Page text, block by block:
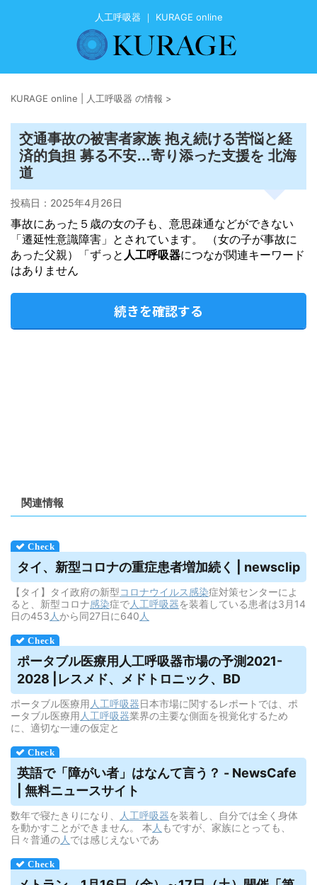
人工呼吸器 ｜ KURAGE online
KURAGE online | 人工呼吸器 の情報 >
交通事故の被害者家族 抱え続ける苦悩と経
済的負担 募る不安…寄り添った支援を 北海
道
投稿日： 2025年4月26日
事故にあった５歳の女の子も、意思疎通などができない
「遷延性意識障害」とされています。 （女の子が事故に
あった父親）「ずっと 人工呼吸器につなが関連キーワード
はありません
続きを確認する
関連情報
タイ、新型コロナの重症患者増加続く | newsclip
【タイ】タイ政府の新型コロナウイルス感染症対策センターによ
ると、新型コロナ感染症で人工呼吸器を装着している患者は3月14
日の453 人から同27日に640 人
ポータブル医療用 人工呼吸器市場の予測2021-
2028 |レスメド、メドトロニック、BD
ポータブル医療用 人工呼吸器日本市場に関するレポートでは、ポ
ータブル医療用 人工呼吸器業界の主要な側面を視覚化するため
に、適切な一連の仮定と
英語で「障がい者」はなんて言う？ - NewsCafe
| 無料ニュースサイト
数年で寝たきりになり、 人工呼吸器を装着し、自分では全く身体
を動かすことができません。 本 人 もですが、家族にとっても、
日々普通の人 では感じえないであ